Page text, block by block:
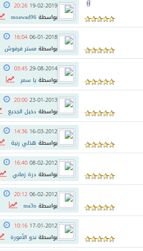
19-02-2019
20:26
بواسطةmoawad96
06-01-2018
16:04
بواسطةمستر فرفوش
29-08-2014
03:45
بواسطة يا سمر
23-01-2013
20:00
بواسطة دخيل الجديع
16-03-2012
14:36
بواسطة هذلي رنية
08-02-2012
16:40
بواسطة درة زماني
06-02-2012
20:12
بواسطةma3n
17-01-2012
10:16
بواسطةندو الأمورة